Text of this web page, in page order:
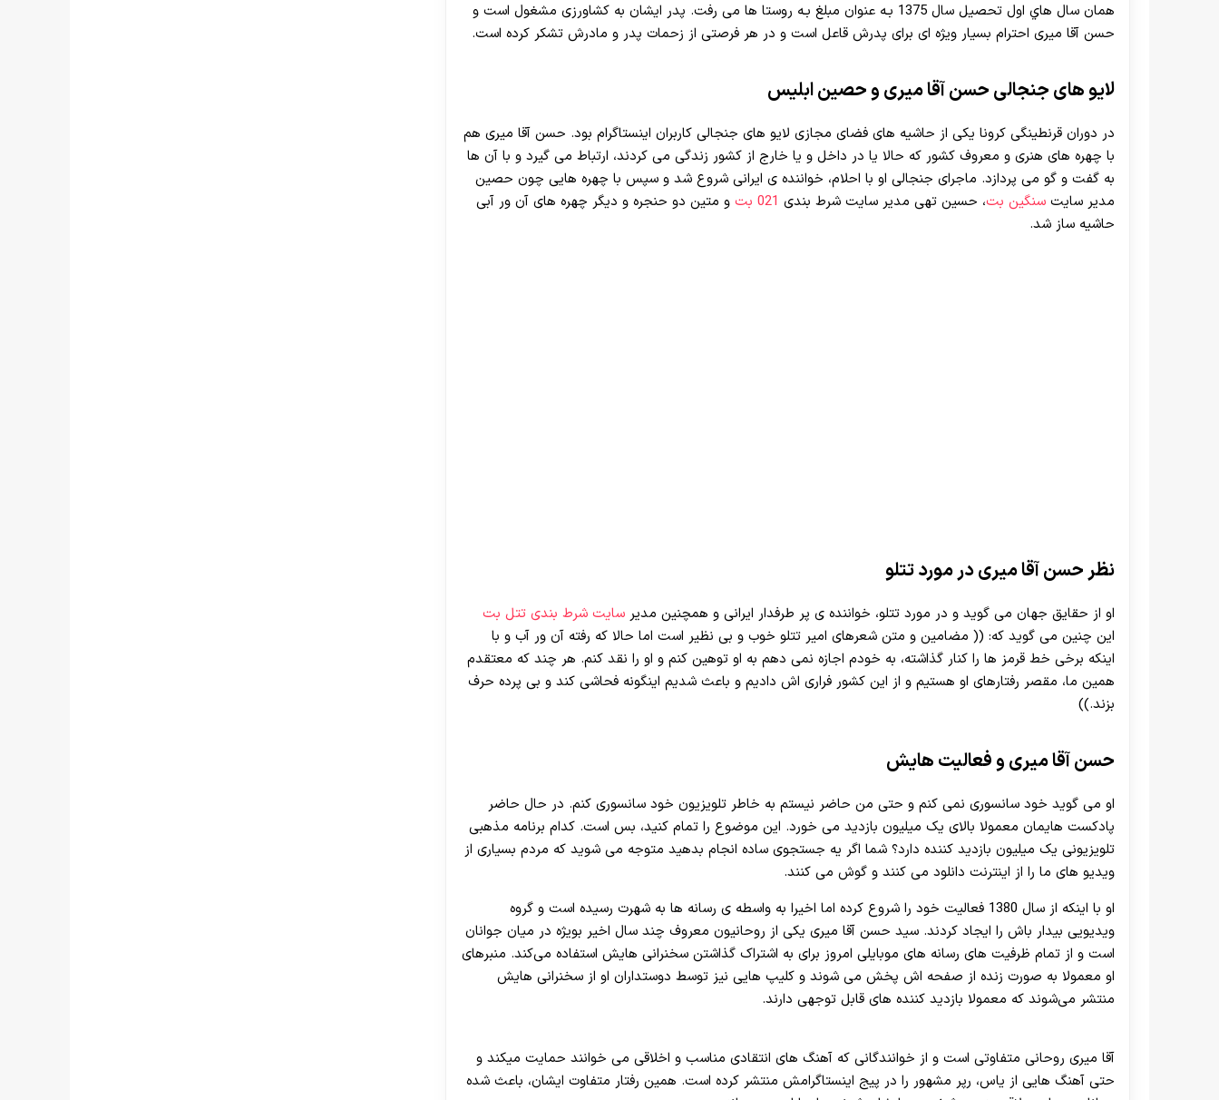
همان سال هاي اول تحصیل سال 1375 بـه عنوان مبلغ بـه روستا ها می رفت. پدر ایشان به کشاورزی مشغول است و
حسن آقا میری احترام بسیار ویژه ای برای پدرش قاعل است و در هر فرصتی از زحمات پدر و مادرش تشکر کرده است.
لایو های جنجالی حسن آقا میری و حصین ابلیس
در دوران قرنطینگی کرونا یکی از حاشیه های فضای مجازی لایو های جنجالی کاربران اینستاگرام بود. حسن آقا میری هم
با چهره های هنری و معروف کشور که حالا یا در داخل و یا خارج از کشور زندگی می کردند، ارتباط می گیرد و با آن ها
به گفت و گو می پردازد. ماجرای جنجالی او با احلام، خواننده ی ایرانی شروع شد و سپس با چهره هایی چون حصین
مدیر سایتسنگین بت، حسین تهی مدیر سایت شرط بندی 021 بت
و متین دو حنجره و دیگر چهره های آن ور آبی
حاشیه ساز شد.
نظر حسن آقا میری در مورد تتلو
او از حقایق جهان می گوید و در مورد تتلو، خواننده ی پر طرفدار ایرانی و همچنین مدیرسایت شرط بندی تتل بت
این چنین می گوید که: (( مضامین و متن شعرهای امیر تتلو خوب و بی نظیر است اما حالا که رفته آن ور آب و با
اینکه برخی خط قرمز ها را کنار گذاشته، به خودم اجازه نمی دهم به او توهین کنم و او را نقد کنم. هر چند که معتقدم
همین ما، مقصر رفتارهای او هستیم و از این کشور فراری اش دادیم و باعث شدیم اینگونه فحاشی کند و بی پرده حرف
بزند.))
حسن آقا میری و فعالیت هایش
او می گوید خود سانسوری نمی کنم و حتی من حاضر نیستم به خاطر تلویزیون خود سانسوری کنم. در حال حاضر
پادکست هایمان معمولا بالای یک میلیون بازدید می خورد. این موضوع را تمام کنید، بس است. کدام برنامه مذهبی
تلویزیونی یک میلیون بازدید کننده دارد؟ شما اگر یه جستجوی ساده انجام بدهید متوجه می شوید که مردم بسیاری از
ویدیو های ما را از اینترنت دانلود می کنند و گوش می کنند.
او با اینکه از سال 1380 فعالیت خود را شروع کرده اما اخیرا به واسطه ی رسانه ها به شهرت رسیده است و گروه
ویدیویی بیدار باش را ایجاد کردند. سید حسن آقا میری یکی از روحانیون معروف چند سال اخیر بویژه در میان جوانان
است و از تمام ظرفیت ‌های رسانه ‌های موبایلی امروز برای به اشتراک گذاشتن سخنرانی‌ هایش استفاده می‌کند. منبر‌های
او معمولا به صورت زنده از صفحه ‌اش پخش می‌ شوند و کلیپ ‌هایی نیز توسط دوستداران او از سخنرانی ‌هایش
منتشر می‌شوند که معمولا بازدید کننده‌ های قابل توجهی دارند.
آقا میری روحانی متفاوتی است و از خوانندگانی که آهنگ های انتقادی مناسب و اخلاقی می خوانند حمایت میکند و
حتی آهنگ هایی از یاس، رپر مشهور را در پیج اینستاگرامش منتشر کرده است. همین رفتار متفاوت ایشان، باعث شده